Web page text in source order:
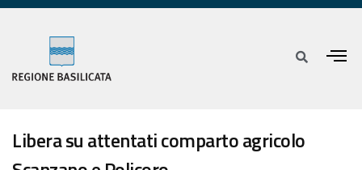
Libera su attentati comparto agricolo